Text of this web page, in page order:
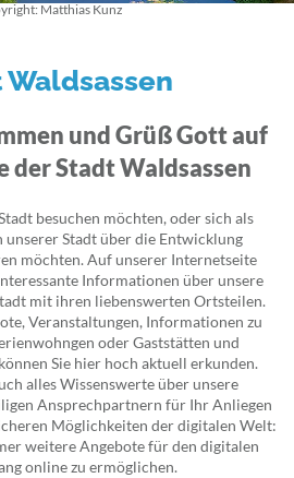
Matthias Kunz
und Grüß Gott auf
der Stadt Waldsassen
besuchen möchten, oder sich als
Stadt über die Entwicklung
möchten. Auf unserer Internetseite
Informationen über unsere
mit ihren liebenswerten Ortsteilen.
Veranstaltungen, Informationen zu
oder Gaststätten und
Sie hier hoch aktuell erkunden.
alles Wissenswerte über unsere
Ansprechpartnern für Ihr Anliegen
Möglichkeiten der digitalen Welt:
weitere Angebote für den digitalen
online zu ermöglichen.